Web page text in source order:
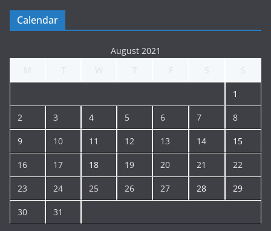
Calendar
August 2021
1
2 3 4 5 6 7 8
9 10 11 12 13 14 15
16 17 18 19 20 21 22
23 24 25 26 27 28 29
30 31